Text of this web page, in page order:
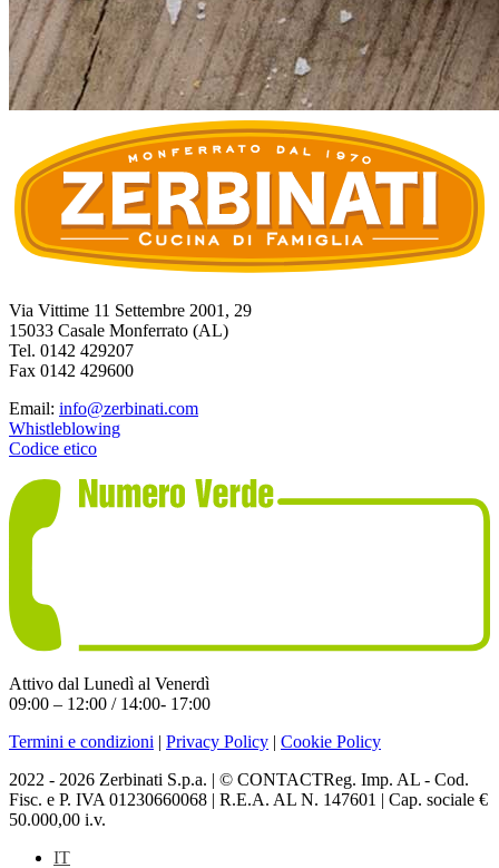
Via Vittime 11 Settembre 2001, 29
15033 Casale Monferrato (AL)
Tel. 0142 429207
Fax 0142 429600
Email: info@zerbinati.com
Whistleblowing
Codice etico
Attivo dal Lunedì al Venerdì
09:00 – 12:00 / 14:00- 17:00
Termini e condizioni | Privacy Policy | Cookie Policy
2022 - 2026 Zerbinati S.p.a. | © CONTACTReg. Imp. AL - Cod.
Fisc. e P. IVA 01230660068 | R.E.A. AL N. 147601 | Cap. sociale €
50.000,00 i.v.
IT